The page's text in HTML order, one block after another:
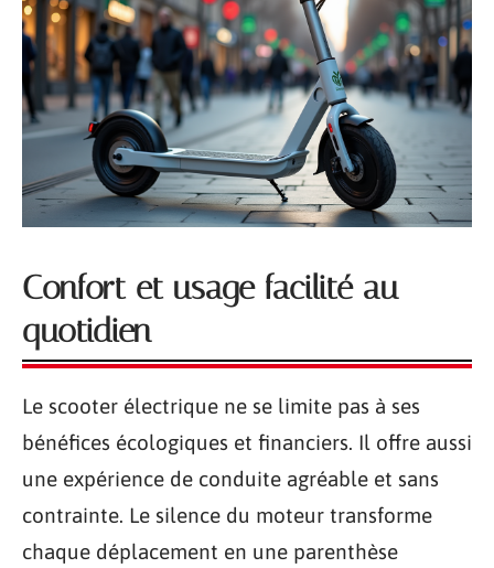
Confort et usage facilité au
quotidien
Le scooter électrique ne se limite pas à ses
bénéfices écologiques et financiers. Il offre aussi
une expérience de conduite agréable et sans
contrainte. Le silence du moteur transforme
chaque déplacement en une parenthèse